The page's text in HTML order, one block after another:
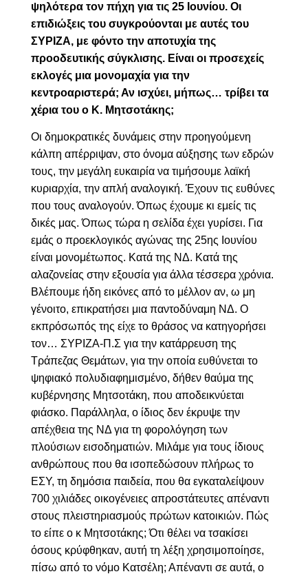
ψηλότερα τον πήχη για τις 25 Ιουνίου. Οι
επιδιώξεις του συγκρούονται με αυτές του
ΣΥΡΙΖΑ, με φόντο την αποτυχία της
προοδευτικής σύγκλισης. Είναι οι προσεχείς
εκλογές μια μονομαχία για την
κεντροαριστερά; Αν ισχύει, μήπως… τρίβει τα
χέρια του ο Κ. Μητσοτάκης;
Οι δημοκρατικές δυνάμεις στην προηγούμενη
κάλπη απέρριψαν, στο όνομα αύξησης των εδρών
τους, την μεγάλη ευκαιρία να τιμήσουμε λαϊκή
κυριαρχία, την απλή αναλογική. Έχουν τις ευθύνες
που τους αναλογούν. Όπως έχουμε κι εμείς τις
δικές μας. Όπως τώρα η σελίδα έχει γυρίσει. Για
εμάς ο προεκλογικός αγώνας της 25ης Ιουνίου
είναι μονομέτωπος. Κατά της ΝΔ. Κατά της
αλαζονείας στην εξουσία για άλλα τέσσερα χρόνια.
Βλέπουμε ήδη εικόνες από το μέλλον αν, ω μη
γένοιτο, επικρατήσει μια παντοδύναμη ΝΔ. Ο
εκπρόσωπός της είχε το θράσος να κατηγορήσει
τον… ΣΥΡΙΖΑ-Π.Σ για την κατάρρευση της
Τράπεζας Θεμάτων, για την οποία ευθύνεται το
ψηφιακό πολυδιαφημισμένο, δήθεν θαύμα της
κυβέρνησης Μητσοτάκη, που αποδεικνύεται
φιάσκο. Παράλληλα, ο ίδιος δεν έκρυψε την
απέχθεια της ΝΔ για τη φορολόγηση των
πλούσιων εισοδηματιών. Μιλάμε για τους ίδιους
ανθρώπους που θα ισοπεδώσουν πλήρως το
ΕΣΥ, τη δημόσια παιδεία, που θα εγκαταλείψουν
700 χιλιάδες οικογένειες απροστάτευτες απέναντι
στους πλειστηριασμούς πρώτων κατοικιών. Πώς
το είπε ο κ Μητσοτάκης; Ότι θέλει να τσακίσει
όσους κρύφθηκαν, αυτή τη λέξη χρησιμοποίησε,
πίσω από το νόμο Κατσέλη; Απέναντι σε αυτά, ο